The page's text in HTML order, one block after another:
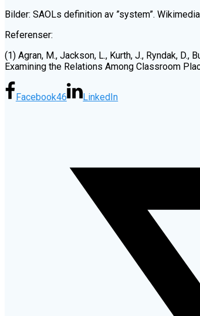
Bilder: SAOLs definition av ”system”.
Referenser:
(1) Agran, M., Jackson, L., Kurth, J., Ryndak,
Examining the Relations Among Classroom
Facebook46 LinkedIn